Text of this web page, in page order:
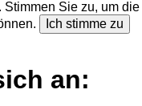
Sie zu, um die
Ich stimme zu
an: